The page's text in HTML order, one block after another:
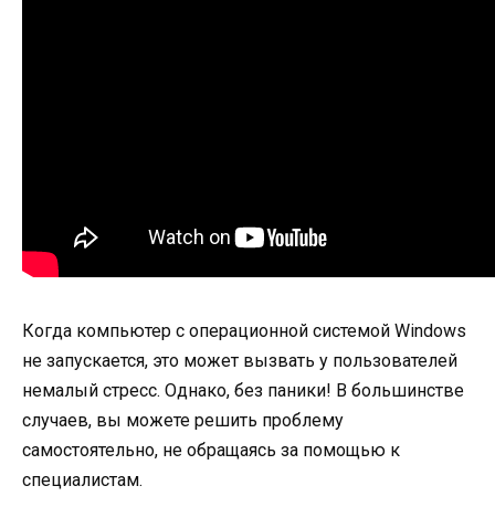
Когда компьютер с операционной системой Windows
не запускается, это может вызвать у пользователей
немалый стресс. Однако, без паники! В большинстве
случаев, вы можете решить проблему
самостоятельно, не обращаясь за помощью к
специалистам.